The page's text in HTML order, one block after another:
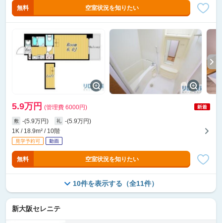
無料 空室状況を知りたい
5.9万円 (管理費 6000円)
敷 -(5.9万円) 礼
-(5.9万円)
1K / 18.9m² / 10階
無料 空室状況を知りたい
10件を表示する（全11件）
新大阪セレニテ